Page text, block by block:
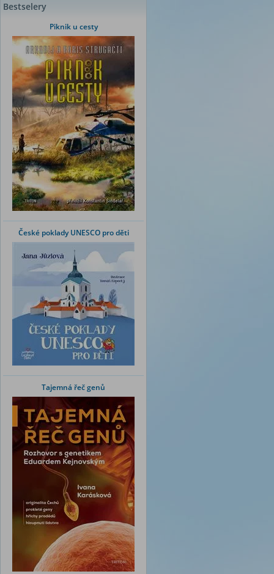
Bestselery
Piknik u cesty
České poklady UNESCO pro děti
Tajemná řeč genů